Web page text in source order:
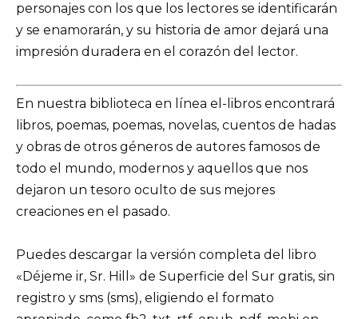
personajes con los que los lectores se identificarán
y se enamorarán, y su historia de amor dejará una
impresión duradera en el corazón del lector.
En nuestra biblioteca en línea el-libros encontrará
libros, poemas, poemas, novelas, cuentos de hadas
y obras de otros géneros de autores famosos de
todo el mundo, modernos y aquellos que nos
dejaron un tesoro oculto de sus mejores
creaciones en el pasado.
Puedes descargar la versión completa del libro
«Déjeme ir, Sr. Hill» de Superficie del Sur gratis, sin
registro y sms (sms), eligiendo el formato